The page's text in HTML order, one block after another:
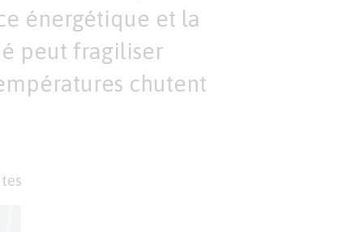
énergétique et la
peut fragiliser
chutent